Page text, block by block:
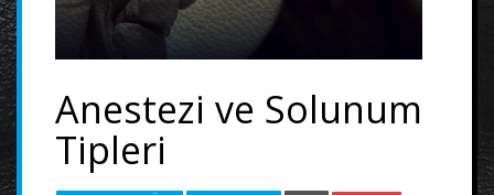
Anestezi ve Solunum
Tipleri